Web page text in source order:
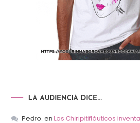
LA AUDIENCIA DICE…
Pedro. en Los Chiripitifláuticos